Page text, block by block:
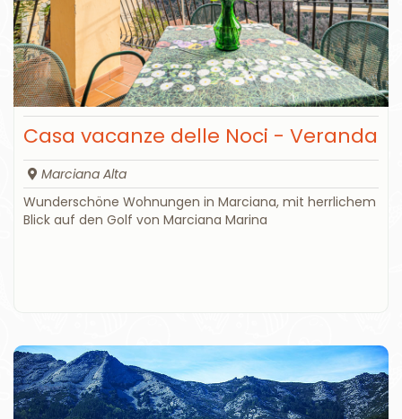
Casa vacanze delle Noci - Veranda
Marciana Alta
Wunderschöne Wohnungen in Marciana, mit herrlichem
Blick auf den Golf von Marciana Marina